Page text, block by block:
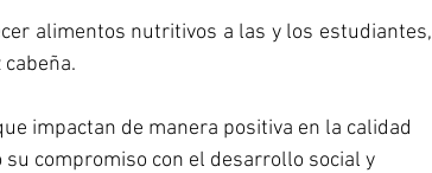
alimentos nutritivos a las y los estudiantes,
impactan de manera positiva en la calidad
compromiso con el desarrollo social y